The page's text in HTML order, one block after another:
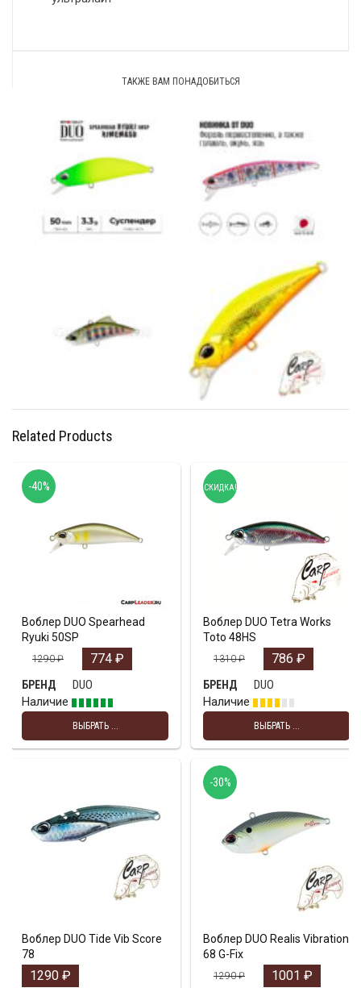
ТАКЖЕ ВАМ ПОНАДОБИТЬСЯ
Related Products
Воблер DUO Spearhead
Ryuki 50SP
1290₽ 774 ₽
БРЕНД
DUO
Наличие
ВЫБРАТЬ ...
-40%
Воблер DUO Tetra Works
Toto 48HS
1310₽ 786 ₽
БРЕНД
DUO
Наличие
ВЫБРАТЬ ...
СКИДКА!
Воблер DUO Tide Vib Score
78
1290 ₽
Воблер DUO Realis Vibration
68 G-Fix
1290₽ 1001 ₽
-30%